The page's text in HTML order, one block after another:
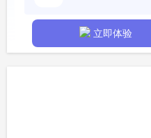
立即体验